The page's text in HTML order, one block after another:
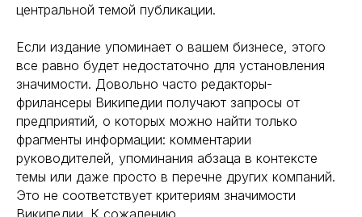
центральной темой публикации.
Если издание упоминает о вашем бизнесе, этого
все равно будет недостаточно для установления
значимости. Довольно часто редакторы-
фрилансеры Википедии получают запросы от
предприятий, о которых можно найти только
фрагменты информации: комментарии
руководителей, упоминания абзаца в контексте
темы или даже просто в перечне других компаний.
Это не соответствует критериям значимости
Википедии. К сожалению.